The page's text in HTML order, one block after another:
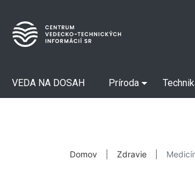
VEDA NA DOSAH Príroda
Domov Zdravie